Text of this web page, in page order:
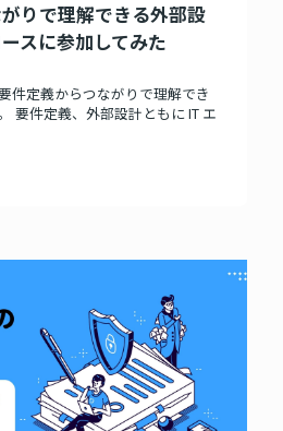
りで理解できる外部設
スに参加してみた
件定義からつながりで理解でき
要件定義、外部設計ともに IT エ